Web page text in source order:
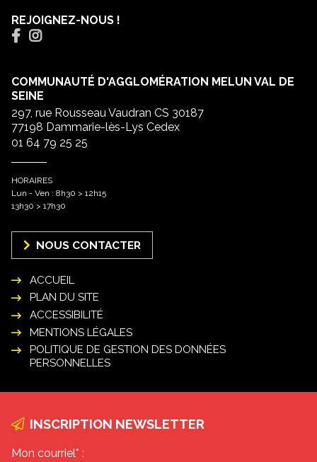
REJOIGNEZ-NOUS !
COMMUNAUTÉ D'AGGLOMÉRATION MELUN VAL DE
SEINE
297, rue Rousseau Vaudran CS 30187
77198 Dammarie-lès-Lys Cedex
01 64 79 25 25
HORAIRES
Lun - Ven : 8h30 > 12h15
13h30 > 17h30
NOUS CONTACTER
ACCUEIL
PLAN DU SITE
ACCESSIBILITÉ
MENTIONS LÉGALES
POLITIQUE DE GESTION DES DONNÉES
PERSONNELLES
INSCRIPTION NEWSLETTER
Mon courriel* :